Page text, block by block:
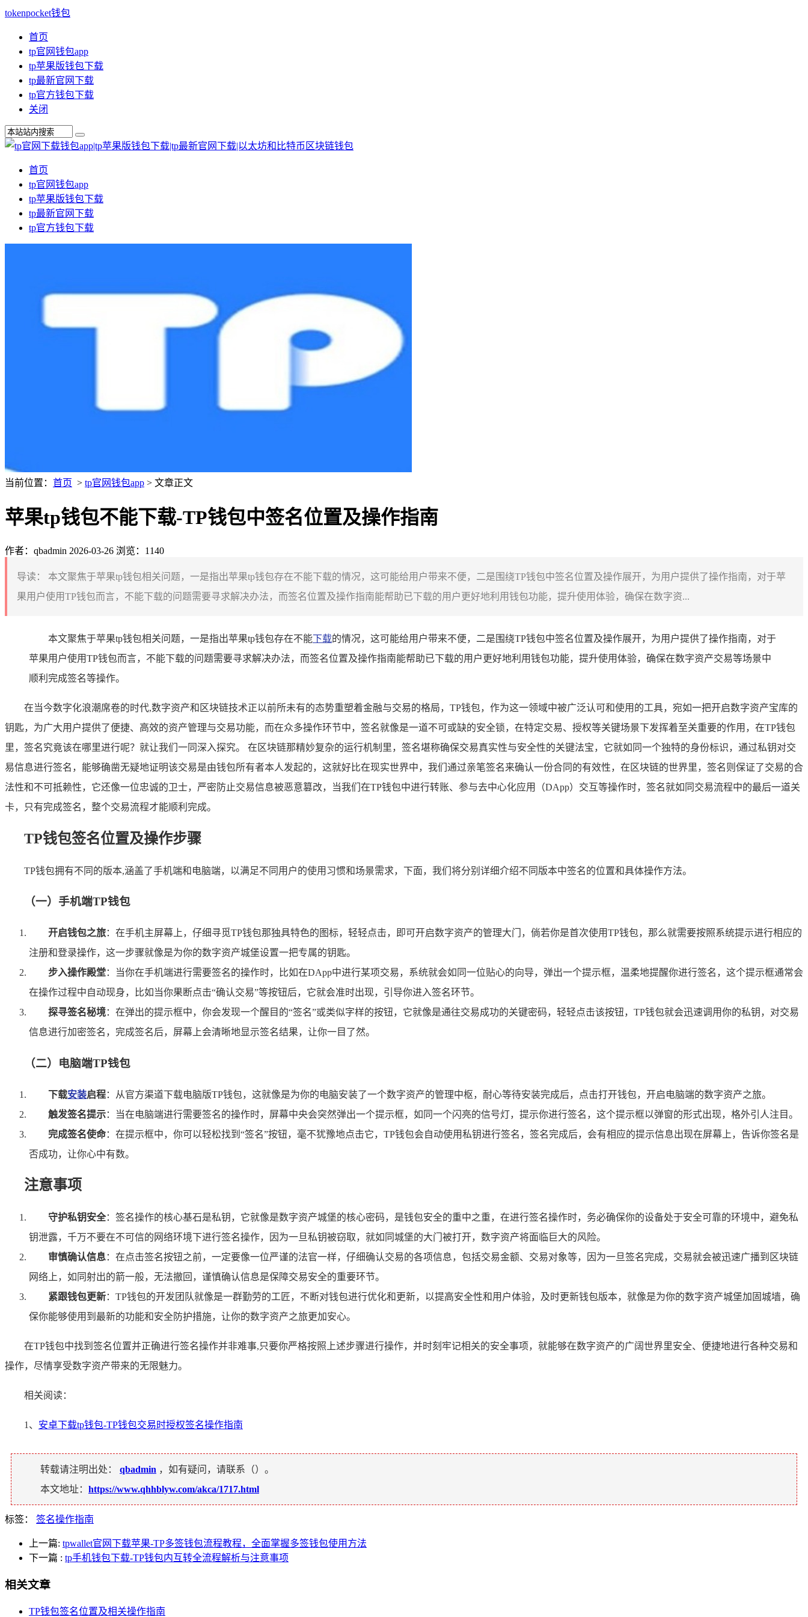
tokenpocket钱包
首页
tp官网钱包app
tp苹果版钱包下载
tp最新官网下载
tp官方钱包下载
关闭
首页
tp官网钱包app
tp苹果版钱包下载
tp最新官网下载
tp官方钱包下载
当前位置： 首页 > tp官网钱包app > 文章正文
苹果tp钱包不能下载-TP钱包中签名位置及操作指南
作者：qbadmin 2026-03-26 浏览：1140
导读：
本文聚焦于苹果tp钱包相关问题，一是指出苹果tp钱包存在不能下载的情况，这可能给用户带来不便，二是围绕TP钱包中签名位置及操作展开，为用户提供了操作指南，对于苹
果用户使用TP钱包而言，不能下载的问题需要寻求解决办法，而签名位置及操作指南能帮助已下载的用户更好地利用钱包功能，提升使用体验，确保在数字资...
本文聚焦于苹果tp钱包相关问题，一是指出苹果tp钱包存在不能下载的情况，这可能给用户带来不便，二是围绕TP钱包中签名位置及操作展开，为用户提供了操作指南，对于
苹果用户使用TP钱包而言，不能下载的问题需要寻求解决办法，而签名位置及操作指南能帮助已下载的用户更好地利用钱包功能，提升使用体验，确保在数字资产交易等场景中
顺利完成签名等操作。
在当今数字化浪潮席卷的时代,数字资产和区块链技术正以前所未有的态势重塑着金融与交易的格局，TP钱包，作为这一领域中被广泛认可和使用的工具，宛如一把开启数字资产宝库的
钥匙，为广大用户提供了便捷、高效的资产管理与交易功能，而在众多操作环节中，签名就像是一道不可或缺的安全锁，在特定交易、授权等关键场景下发挥着至关重要的作用，在TP钱包
里，签名究竟该在哪里进行呢？就让我们一同深入探究。 在区块链那精妙复杂的运行机制里，签名堪称确保交易真实性与安全性的关键法宝，它就如同一个独特的身份标识，通过私钥对交
易信息进行签名，能够确凿无疑地证明该交易是由钱包所有者本人发起的，这就好比在现实世界中，我们通过亲笔签名来确认一份合同的有效性，在区块链的世界里，签名则保证了交易的合
法性和不可抵赖性，它还像一位忠诚的卫士，严密防止交易信息被恶意篡改，当我们在TP钱包中进行转账、参与去中心化应用（DApp）交互等操作时，签名就如同交易流程中的最后一道关
卡，只有完成签名，整个交易流程才能顺利完成。
TP钱包签名位置及操作步骤
TP钱包拥有不同的版本,涵盖了手机端和电脑端，以满足不同用户的使用习惯和场景需求，下面，我们将分别详细介绍不同版本中签名的位置和具体操作方法。
（一）手机端TP钱包
开启钱包之旅：在手机主屏幕上，仔细寻觅TP钱包那独具特色的图标，轻轻点击，即可开启数字资产的管理大门，倘若你是首次使用TP钱包，那么就需要按照系统提示进行相应的
注册和登录操作，这一步骤就像是为你的数字资产城堡设置一把专属的钥匙。
步入操作殿堂：当你在手机端进行需要签名的操作时，比如在DApp中进行某项交易，系统就会如同一位贴心的向导，弹出一个提示框，温柔地提醒你进行签名，这个提示框通常会
在操作过程中自动现身，比如当你果断点击“确认交易”等按钮后，它就会准时出现，引导你进入签名环节。
探寻签名秘境：在弹出的提示框中，你会发现一个醒目的“签名”或类似字样的按钮，它就像是通往交易成功的关键密码，轻轻点击该按钮，TP钱包就会迅速调用你的私钥，对交易
信息进行加密签名，完成签名后，屏幕上会清晰地显示签名结果，让你一目了然。
（二）电脑端TP钱包
下载安装启程：从官方渠道下载电脑版TP钱包，这就像是为你的电脑安装了一个数字资产的管理中枢，耐心等待安装完成后，点击打开钱包，开启电脑端的数字资产之旅。
触发签名提示：当在电脑端进行需要签名的操作时，屏幕中央会突然弹出一个提示框，如同一个闪亮的信号灯，提示你进行签名，这个提示框以弹窗的形式出现，格外引人注目。
完成签名使命：在提示框中，你可以轻松找到“签名”按钮，毫不犹豫地点击它，TP钱包会自动使用私钥进行签名，签名完成后，会有相应的提示信息出现在屏幕上，告诉你签名是
否成功，让你心中有数。
注意事项
守护私钥安全：签名操作的核心基石是私钥，它就像是数字资产城堡的核心密码，是钱包安全的重中之重，在进行签名操作时，务必确保你的设备处于安全可靠的环境中，避免私
钥泄露，千万不要在不可信的网络环境下进行签名操作，因为一旦私钥被窃取，就如同城堡的大门被打开，数字资产将面临巨大的风险。
审慎确认信息：在点击签名按钮之前，一定要像一位严谨的法官一样，仔细确认交易的各项信息，包括交易金额、交易对象等，因为一旦签名完成，交易就会被迅速广播到区块链
网络上，如同射出的箭一般，无法撤回，谨慎确认信息是保障交易安全的重要环节。
紧跟钱包更新：TP钱包的开发团队就像是一群勤劳的工匠，不断对钱包进行优化和更新，以提高安全性和用户体验，及时更新钱包版本，就像是为你的数字资产城堡加固城墙，确
保你能够使用到最新的功能和安全防护措施，让你的数字资产之旅更加安心。
在TP钱包中找到签名位置并正确进行签名操作并非难事,只要你严格按照上述步骤进行操作，并时刻牢记相关的安全事项，就能够在数字资产的广阔世界里安全、便捷地进行各种交易和
操作，尽情享受数字资产带来的无限魅力。
相关阅读：
1、 安卓下载tp钱包-TP钱包交易时授权签名操作指南
转载请注明出处： qbadmin ，如有疑问，请联系（）。
本文地址： https://www.qhhblyw.com/akca/1717.html
标签： 签名操作指南
上一篇: tpwallet官网下载苹果-TP多签钱包流程教程，全面掌握多签钱包使用方法
下一篇 : tp手机钱包下载-TP钱包内互转全流程解析与注意事项
相关文章
TP钱包签名位置及相关操作指南